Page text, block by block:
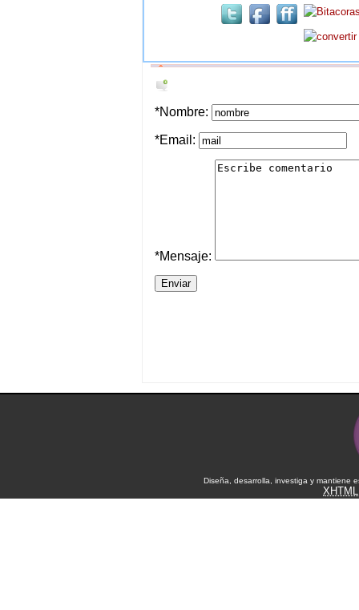
*Nombre:
*Email:
*Mensaje:
Diseña, desarrolla, investiga y mantiene
XHTML